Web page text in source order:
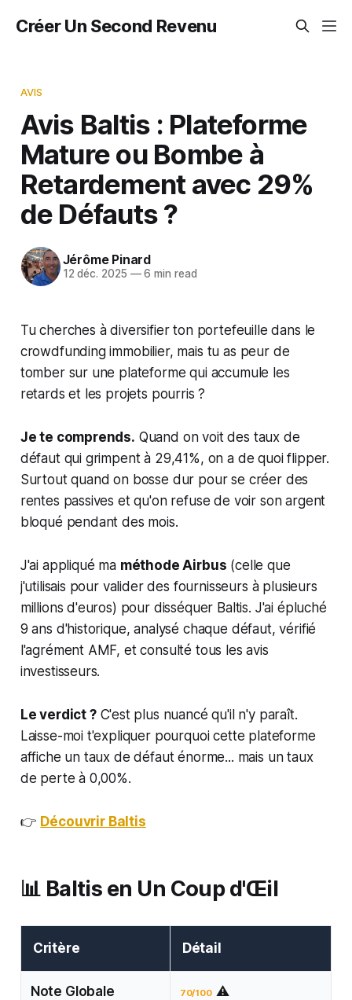
Créer Un Second Revenu
AVIS
Avis Baltis : Plateforme
Mature ou Bombe à
Retardement avec 29%
de Défauts ?
Jérôme Pinard
12 déc. 2025 —6 min read
Tu cherches à diversifier ton portefeuille dans le
crowdfunding immobilier, mais tu as peur de
tomber sur une plateforme qui accumule les
retards et les projets pourris ?
Je te comprends. Quand on voit des taux de
défaut qui grimpent à 29,41%, on a de quoi flipper.
Surtout quand on bosse dur pour se créer des
rentes passives et qu'on refuse de voir son argent
bloqué pendant des mois.
J'ai appliqué ma méthode Airbus (celle que
j'utilisais pour valider des fournisseurs à plusieurs
millions d'euros) pour disséquer Baltis. J'ai épluché
9 ans d'historique, analysé chaque défaut, vérifié
l'agrément AMF, et consulté tous les avis
investisseurs.
Le verdict ?C'est plus nuancé qu'il n'y paraît.
Laisse-moi t'expliquer pourquoi cette plateforme
affiche un taux de défaut énorme... mais un taux
de perte à 0,00%.
👉 Découvrir Baltis
📊 Baltis en Un Coup d'Œil
Critère Détail
Note Globale 70/100⚠️